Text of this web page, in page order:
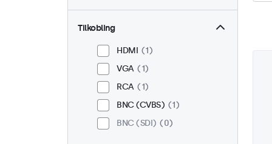
Tilkobling
HDMI
1
VGA
1
RCA
1
BNC (CVBS)
1
BNC (SDI)
0